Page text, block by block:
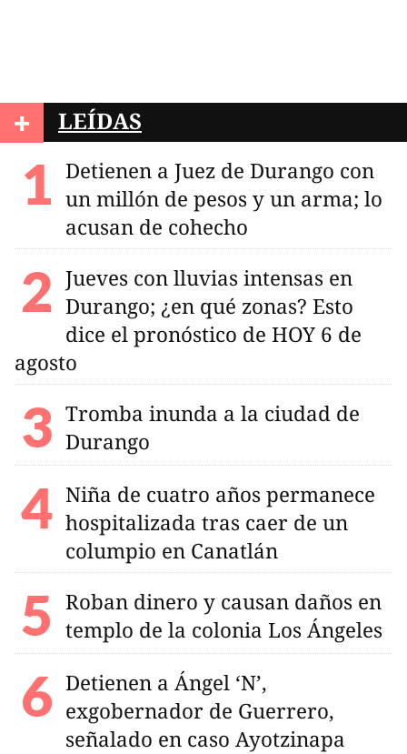
+ LEÍDAS
Detienen a Juez de Durango con
un millón de pesos y un arma; lo
acusan de cohecho
Jueves con lluvias intensas en
Durango; ¿en qué zonas? Esto
dice el pronóstico de HOY 6 de
agosto
Tromba inunda a la ciudad de
Durango
Niña de cuatro años permanece
hospitalizada tras caer de un
columpio en Canatlán
Roban dinero y causan daños en
templo de la colonia Los Ángeles
Detienen a Ángel ‘N’,
exgobernador de Guerrero,
señalado en caso Ayotzinapa